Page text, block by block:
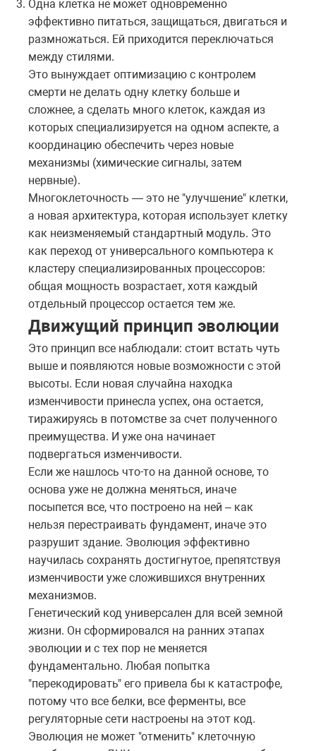
Одна клетка не может одновременно
эффективно питаться, защищаться, двигаться и
размножаться. Ей приходится переключаться
между стилями.
Это вынуждает оптимизацию с контролем
смерти не делать одну клетку больше и
сложнее, а сделать много клеток, каждая из
которых специализируется на одном аспекте, а
координацию обеспечить через новые
механизмы (химические сигналы, затем
нервные).
Многоклеточность — это не "улучшение" клетки,
а новая архитектура, которая использует клетку
как неизменяемый стандартный модуль. Это
как переход от универсального компьютера к
кластеру специализированных процессоров:
общая мощность возрастает, хотя каждый
отдельный процессор остается тем же.
Движущий принцип эволюции
Это принцип все наблюдали: стоит встать чуть
выше и появляются новые возможности с этой
высоты. Если новая случайна находка
изменчивости принесла успех, она остается,
тиражируясь в потомстве за счет полученного
преимущества. И уже она начинает
подвергаться изменчивости.
Если же нашлось что-то на данной основе, то
основа уже не должна меняться, иначе
посыпется все, что построено на ней – как
нельзя перестраивать фундамент, иначе это
разрушит здание. Эволюция эффективно
научилась сохранять достигнутое, препятствуя
изменчивости уже сложившихся внутренних
механизмов.
Генетический код универсален для всей земной
жизни. Он сформировался на ранних этапах
эволюции и с тех пор не меняется
фундаментально. Любая попытка
"перекодировать" его привела бы к катастрофе,
потому что все белки, все ферменты, все
регуляторные сети настроены на этот код.
Эволюция не может "отменить" клеточную